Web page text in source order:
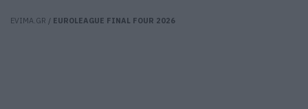
EVIMA.GR / EUROLEAGUE FINAL FOUR 2026